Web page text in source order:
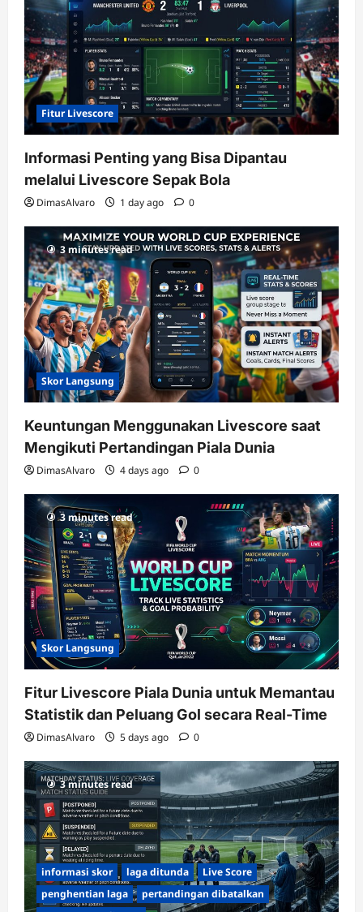
Fitur Livescore
Informasi Penting yang Bisa Dipantau
melalui Livescore Sepak Bola
DimasAlvaro 1 day ago 0
3 minutes read
Skor Langsung
Keuntungan Menggunakan Livescore saat
Mengikuti Pertandingan Piala Dunia
DimasAlvaro 4 days ago 0
3 minutes read
Skor Langsung
Fitur Livescore Piala Dunia untuk Memantau
Statistik dan Peluang Gol secara Real-Time
DimasAlvaro 5 days ago 0
3 minutes read
informasi skor laga ditunda
Live Score
penghentian laga
pertandingan dibatalkan